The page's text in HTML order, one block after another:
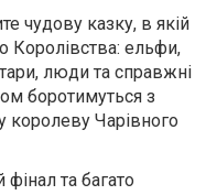
чудову казку, в якій
Королівства: ельфи,
люди та справжні
боротимуться з
королеву Чарівного
та багато